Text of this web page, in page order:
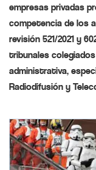
empresas privadas
competencia de los
revisión 521/2021 y
tribunales
administrativa,
Radiodifusión y